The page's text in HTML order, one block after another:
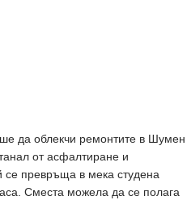
да облекчи ремонтите в Шумен
от асфалтиране и
се превръща в мека студена
Сместа можела да се полага